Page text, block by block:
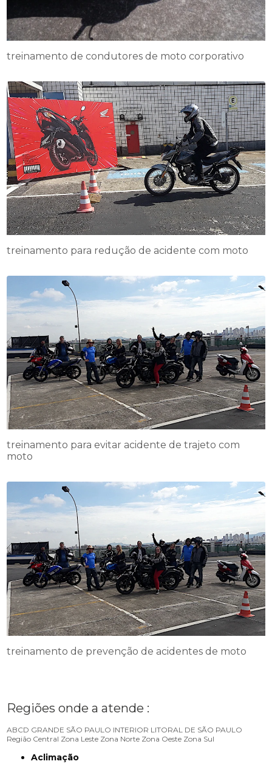
treinamento de condutores de moto corporativo
treinamento para redução de acidente com moto
treinamento para evitar acidente de trajeto com
moto
treinamento de prevenção de acidentes de moto
Regiões onde a atende :
ABCD GRANDE SÃO PAULO INTERIOR LITORAL DE SÃO PAULO
Região Central Zona Leste Zona Norte Zona Oeste Zona Sul
Aclimação